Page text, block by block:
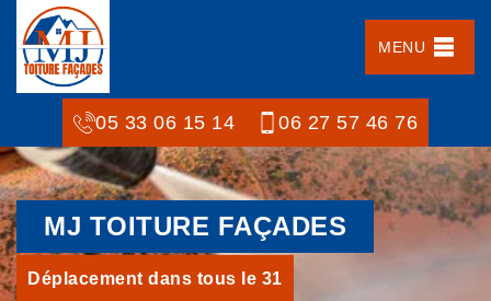
MENU
05 33 06 15 14 06 27 57 46 76
MJ TOITURE FAÇADES
Déplacement dans tous le 31